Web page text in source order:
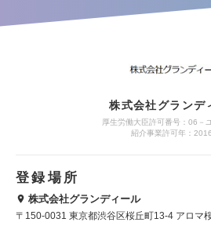
株式会社グランデ
厚生労働大臣許可番号：06－
紹介事業許可年：
登録場所
株式会社グランディール
〒150-0031 東京都渋谷区桜丘町13-4 アロマ